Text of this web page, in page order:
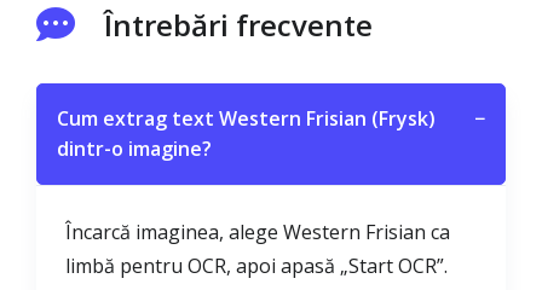
Întrebări frecvente
Cum extrag text Western Frisian (Frysk)
dintr-o imagine?
−
Încarcă imaginea, alege Western Frisian ca
limbă pentru OCR, apoi apasă „Start OCR”.